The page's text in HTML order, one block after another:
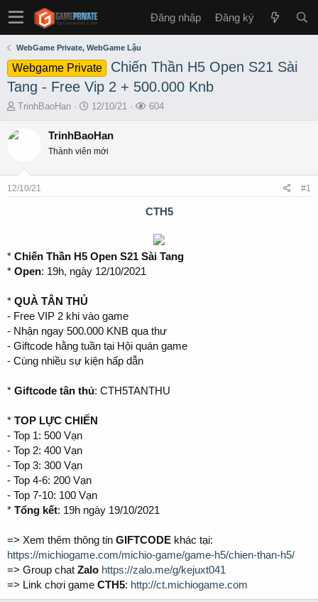
Đăng nhập Đăng ký
WebGame Private, WebGame Lậu
Webgame Private
Chiến Thần H5 Open S21 Sài
Tang - Free Vip 2 + 500.000 Knb
T
r
s
r
TrinhBaoHan
S
a
12/10/21
L
604
TrinhBaoHan
Thành viên mới
12/10/21 #1
CTH5
* Chiến Thần H5 Open S21 Sài Tang
* Open: 19h, ngày 12/10/2021
* QUÀ TÂN THỦ
- Free VIP 2 khi vào game
- Nhận ngay 500.000 KNB qua thư
- Giftcode hằng tuần tại Hội quán game
- Cùng nhiều sự kiện hấp dẫn
* Giftcode tân thủ: CTH5TANTHU
* TOP LỰC CHIẾN
- Top 1: 500 Vạn
- Top 2: 400 Vạn
- Top 3: 300 Vạn
- Top 4-6: 200 Vạn
- Top 7-10: 100 Vạn
* Tổng kết: 19h ngày 19/10/2021
=> Xem thêm thông tin GIFTCODE khác tại:
https://michiogame.com/michio-game/game-h5/chien-than-h5/
=> Group chat Zalo https://zalo.me/g/kejuxt041
=> Link chơi game CTH5: http://ct.michiogame.com